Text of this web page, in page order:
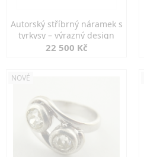
Autorský stříbrný náramek s
tyrkysy – výrazný design
22 500 Kč
NOVÉ